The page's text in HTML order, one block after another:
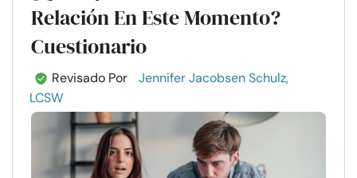
Relación En Este Momento?
Cuestionario
Revisado Por
Jennifer Jacobsen Schulz,
LCSW